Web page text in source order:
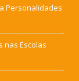
Personalidades
nas Escolas